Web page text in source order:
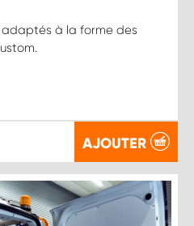
adaptés à la forme des
AJOUTER